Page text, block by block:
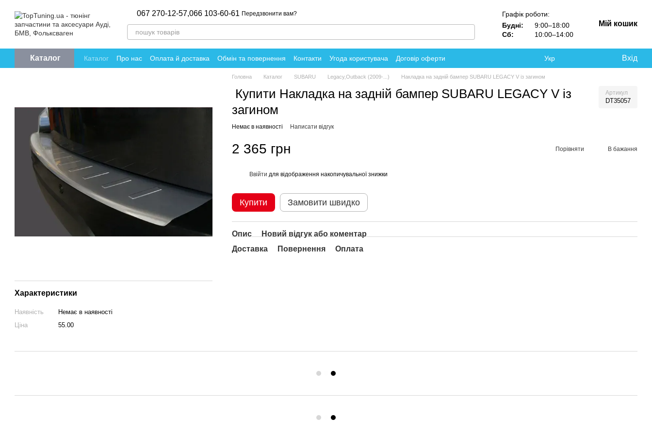
067 270-12-57,066 103-60-61 Передзвонити вам?
Графік роботи:
Будні:
9:00–18:00
Сб:
10:00–14:00
Мій кошик
Каталог Каталог Про нас Оплата й доставка Обмін та повернення Контакти Угода користувача
Договір оферти
Політика конфіденційності
Відгуки про магазин
Укр Вхід
Характеристики
Наявність
Немає в наявності
Ціна
55.00
Головна Каталог SUBARU Legacy,Outback (2009-...) Накладка на задній бампер SUBARU LEGACY V із загином
Купити Накладка на задній бампер SUBARU LEGACY V із
загином
Артикул
DT35057
Немає в наявності Написати відгук
2 365 грн Порівняти В бажання
Ввійти для відображення накопичувальної знижки
Купити Замовити швидко
Опис
Новий відгук або коментар
Доставка
Повернення Оплата